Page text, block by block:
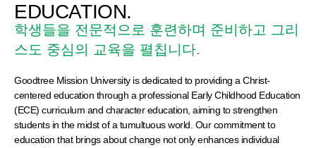
EDUCATION.
학생들을 전문적으로 훈련하며 준비하고 그리
스도 중심의 교육을 펼칩니다.
Goodtree Mission University is dedicated to providing a Christ-
centered education through a professional Early Childhood Education
(ECE) curriculum and character education, aiming to strengthen
students in the midst of a tumultuous world. Our commitment to
education that brings about change not only enhances individual